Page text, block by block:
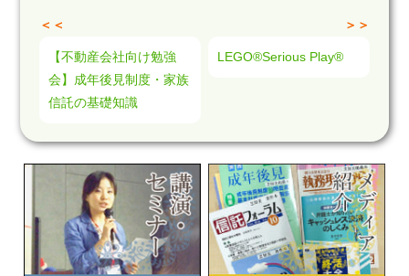
＜＜
【不動産会社向け勉強
会】成年後見制度・家族
信託の基礎知識
＞＞
LEGO®Serious Play®